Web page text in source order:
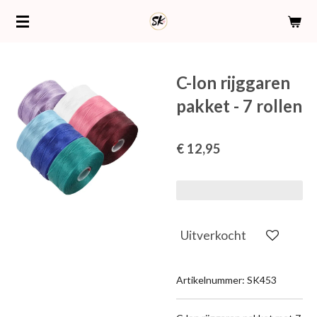
Ga
hoofdinhoud
C-lon rijggaren
pakket - 7 rollen
€ 12,95
Uitverkocht
Artikelnummer: SK453